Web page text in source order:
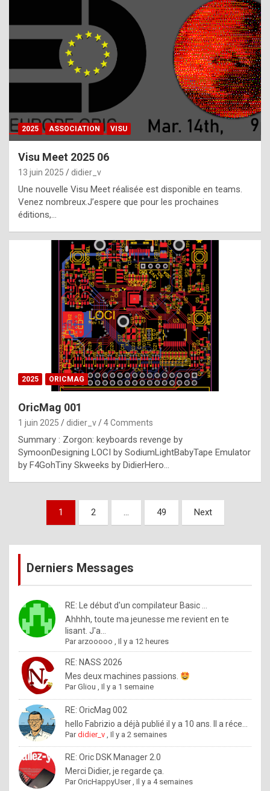
h
a
t
t
e
b
e
s
t
p
h
o
n
y
l
e
x
a
%
m
a
d
b
y
o
l
e
x
2025 ASSOCIATION VISU
Visu Meet 2025 06
13 juin 2025 didier_v
Une nouvelle Visu Meet réalisée est disponible en teams.
Venez nombreux.J’espere que pour les prochaines
éditions,…
2025 ORICMAG
OricMag 001
1 juin 2025 didier_v 4 Comments
Summary : Zorgon: keyboards revenge by
SymoonDesigning LOCI by SodiumLightBabyTape Emulator
by F4GohTiny Skweeks by DidierHero…
Pagination
publications
1 2 … 49 Next
Derniers Messages
RE: Le début d'un compilateur Basic ...
Ahhhh, toute ma jeunesse me revient en te
lisant. J'a...
Par arzooooo ,Il y a 12 heures
RE: NASS 2026
Mes deux machines passions.
ParGliou ,Il y a 1 semaine
RE: OricMag 002
hello Fabrizio a déjà publié il y a 10 ans. Il a réce...
Pardidier_v ,Il y a 2 semaines
RE: Oric DSK Manager 2.0
Merci Didier, je regarde ça.
ParOricHappyUser,Il y a 4 semaines